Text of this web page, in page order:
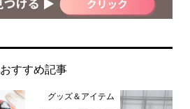
おすすめ記事
グッズ＆アイテム